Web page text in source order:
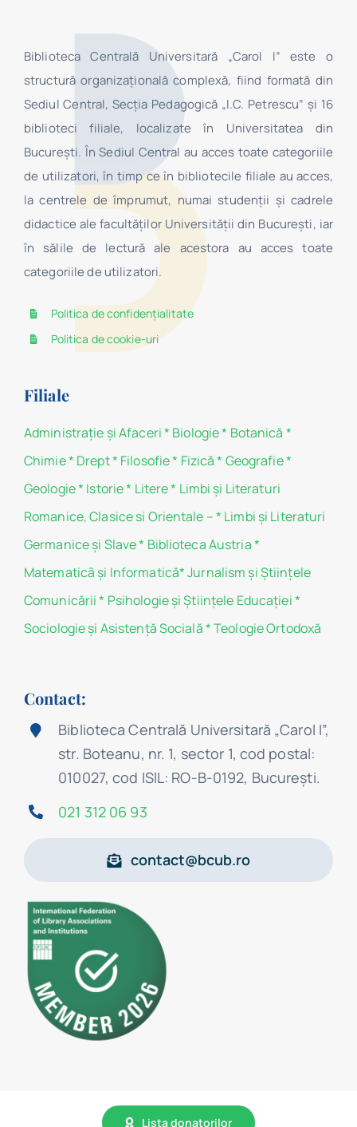
Biblioteca Centrală Universitară „Carol I” este o
structură organizaţională complexă, fiind formată din
Sediul Central, Secţia Pedagogică „I.C. Petrescu” şi 16
biblioteci filiale, localizate în Universitatea din
Bucureşti. În Sediul Central au acces toate categoriile
de utilizatori, în timp ce în bibliotecile filiale au acces,
la centrele de împrumut, numai studenţii şi cadrele
didactice ale facultăților Universității din București, iar
în sălile de lectură ale acestora au acces toate
categoriile de utilizatori.
Politica de confidențialitate
Politica de cookie-uri
Filiale
Administraţie şi Afaceri* Biologie* Botanică *
Chimie* Drept* Filosofie* Fizică * Geografie*
Geologie* Istorie* Litere* Limbi și Literaturi
Romanice, Clasice si Orientale –* Limbi și Literaturi
Germanice şi Slave* Biblioteca Austria*
Matematicã și Informatică*Jurnalism şi Ştiinţele
Comunicării * Psihologie şi Ştiinţele Educaţiei*
Sociologie şi Asistenţă Socială*Teologie Ortodoxă
Contact:
Biblioteca Centrală Universitară „Carol I”,
str. Boteanu, nr. 1, sector 1, cod postal:
010027, cod ISIL: RO-B-0192, Bucureşti.
021 312 06 93
contact@bcub.ro
Lista donatorilor